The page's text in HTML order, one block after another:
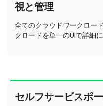
視と管理
全てのクラウドワークロー
クロードを単一のUIで詳細
セルフサービスポ